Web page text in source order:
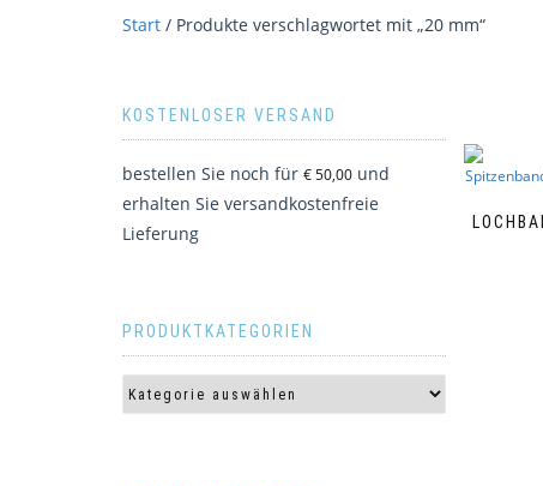
Start / Produkte verschlagwortet mit „20 mm“
KOSTENLOSER VERSAND
bestellen Sie noch für €50,00 und
erhalten Sie versandkostenfreie
Lieferung
PRODUKTKATEGORIEN